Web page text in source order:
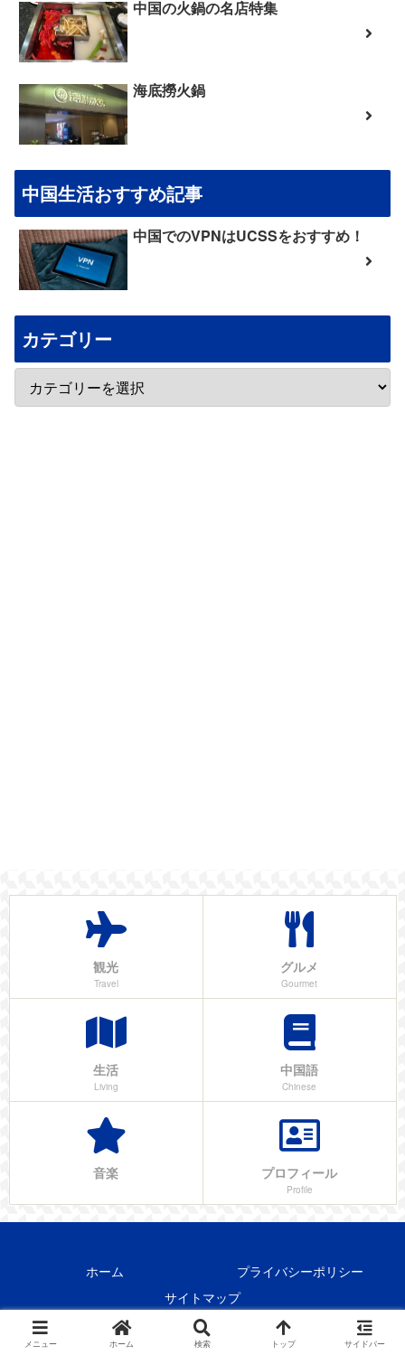
中国の火鍋の名店特集
海底撈火鍋
中国生活おすすめ記事
中国でのVPNはUCSSをおすすめ！
カテゴリー
観光
Travel
グルメ
Gourmet
生活
Living
中国語
Chinese
音楽 プロフィール
Profile
ホーム
プライバシーポリシー
サイトマップ
Copyright © 2018-2026 Shu China Blog All Rights Reserved.
メニュー ホーム 検索 トップ サイドバー